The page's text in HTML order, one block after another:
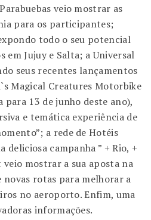
veio mostrar as
para os participantes;
todo o seu potencial
Jujuy e Salta; a Universal
seus recentes lançamentos
Magical Creatures Motorbike
13 de junho deste ano),
e temática experiência de
a rede de Hotéis
campanha ” + Rio, +
mostrar a sua aposta na
novas rotas para melhorar a
no aeroporto. Enfim, uma
informações.